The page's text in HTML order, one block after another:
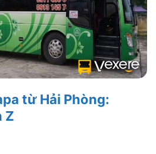
từ Hải Phòng:
Z